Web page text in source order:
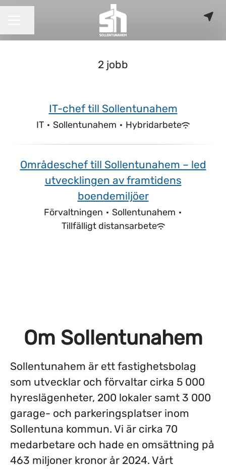
2 jobb
IT-chef till Sollentunahem
IT · Sollentunahem · Hybridarbete
Områdeschef till Sollentunahem – led
utvecklingen av framtidens
boendemiljöer
Förvaltningen · Sollentunahem ·
Tillfälligt distansarbete
Om Sollentunahem
Sollentunahem är ett fastighetsbolag
som utvecklar och förvaltar cirka 5 000
hyreslägenheter, 200 lokaler samt 3 000
garage- och parkeringsplatser inom
Sollentuna kommun. Vi är cirka 70
medarbetare och hade en omsättning på
463 miljoner kronor år 2024. Vårt